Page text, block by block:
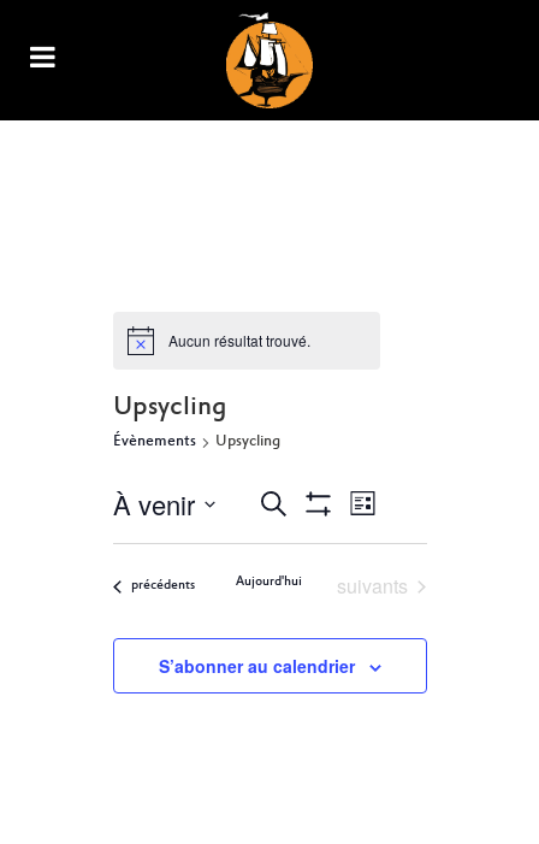
Aucun résultat trouvé.
Upsycling
Évènements Upsycling
RECHERCHE
ET
NAVIGATION
DE
VUES
Recherche
Filters
NAVIGATION
VUES
ÉVÈNEMENT
Liste
À venir
date.
Évènements
précédents Aujourd'hui Évènements
suivants
S’abonner au calendrier